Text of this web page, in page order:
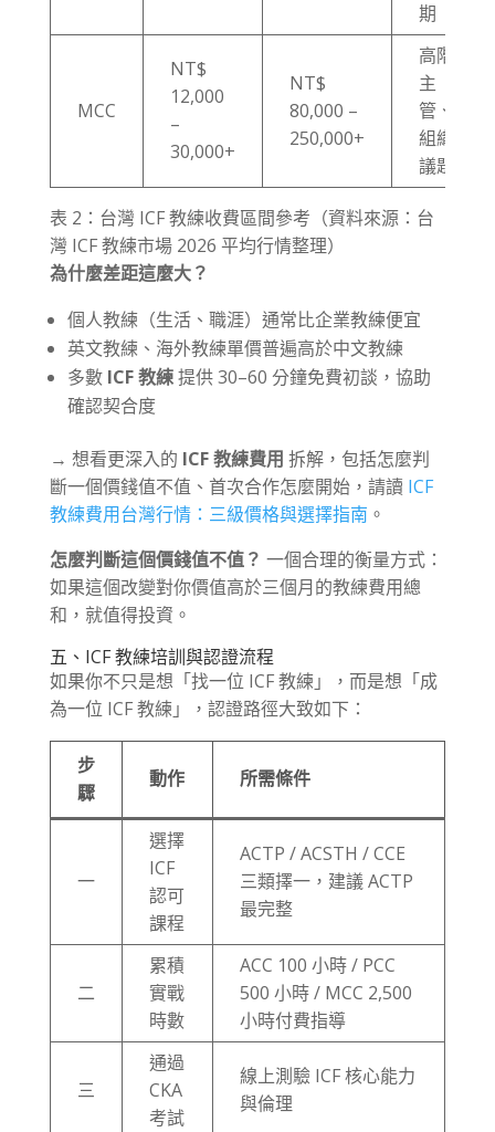
期
MCC
NT$
12,000
–
30,000+
NT$
80,000 –
250,000+
高階
主
管、
組織
議題
表 2：台灣 ICF 教練收費區間參考（資料來源：台
灣 ICF 教練市場 2026 平均行情整理）
為什麼差距這麼大？
個人教練（生活、職涯）通常比企業教練便宜
英文教練、海外教練單價普遍高於中文教練
多數 ICF 教練提供 30–60 分鐘免費初談，協助
確認契合度
→ 想看更深入的 ICF 教練費用 拆解，包括怎麼判
斷一個價錢值不值、首次合作怎麼開始，請讀 ICF
教練費用台灣行情：三級價格與選擇指南 。
怎麼判斷這個價錢值不值？ 一個合理的衡量方式：
如果這個改變對你價值高於三個月的教練費用總
和，就值得投資。
五、ICF 教練培訓與認證流程
如果你不只是想「找一位 ICF 教練」，而是想「成
為一位 ICF 教練」，認證路徑大致如下：
步
驟
動作 所需條件
一
選擇
ICF
認可
課程
ACTP / ACSTH / CCE
三類擇一，建議 ACTP
最完整
二
累積
實戰
時數
ACC 100 小時 / PCC
500 小時 / MCC 2,500
小時付費指導
三
通過
CKA
考試
線上測驗 ICF 核心能力
與倫理